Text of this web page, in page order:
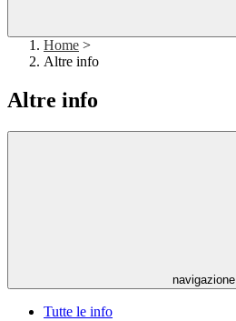
Home >
Altre info
Altre info
navigazione
Tutte le info